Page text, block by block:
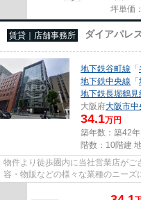
坪単価：
賃貸｜店舗事務所 ダイアパレ
地下鉄谷町線 「
地下鉄中央線 「
地下鉄長堀鶴見
大阪府大阪市中
34.1万円
築年数：築42年
階数：10階建
物件より徒歩圏内に当社営業店がご
容・物販などの様々な業種のニーズ
尚、弊社ではおとり広告は一切...